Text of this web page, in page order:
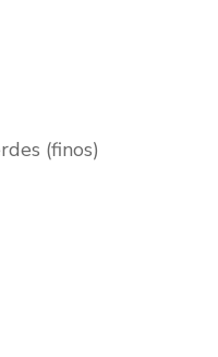
(finos)